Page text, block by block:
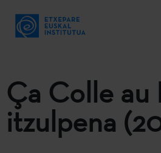
Ça Colle au
itzulpena